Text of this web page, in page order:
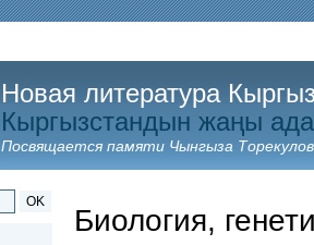
Новая литература
Кыргызстандын жаңы
Посвящается памяти Чынгыза
OK
Биология,